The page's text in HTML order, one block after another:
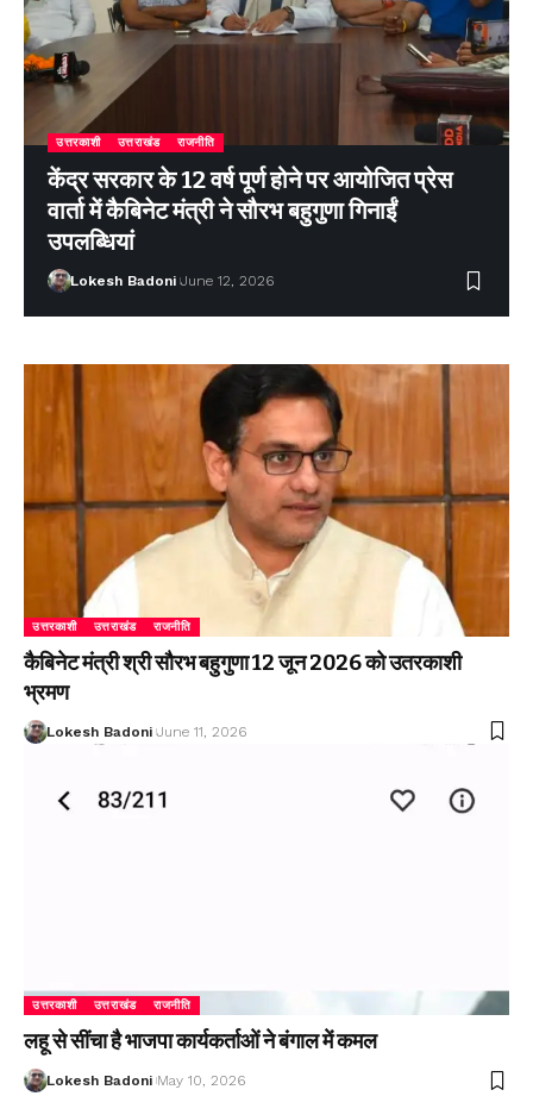
उत्तरकाशी उत्तराखंड राजनीति
केंद्र सरकार के 12 वर्ष पूर्ण होने पर आयोजित प्रेस
वार्ता में कैबिनेट मंत्री ने सौरभ बहुगुणा गिनाईं
उपलब्धियां
Lokesh Badoni June 12, 2026
उत्तरकाशी उत्तराखंड राजनीति
कैबिनेट मंत्री श्री सौरभ बहुगुणा 12 जून 2026 को उतरकाशी
भ्रमण
Lokesh Badoni June 11, 2026
उत्तरकाशी उत्तराखंड राजनीति
लहू से सींचा है भाजपा कार्यकर्ताओं ने बंगाल में कमल
Lokesh Badoni May 10, 2026